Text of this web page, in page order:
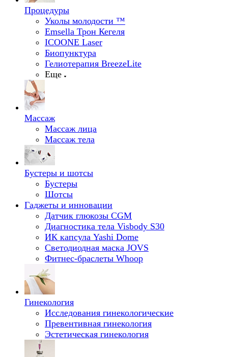
Процедуры
Уколы молодости ™
Emsella Трон Кегеля
ICOONE Laser
Биопунктура
Гелиотерапия BreezeLite
Еще
Массаж
Массаж лица
Массаж тела
Бустеры и шотсы
Бустеры
Шотсы
Гаджеты и инновации
Датчик глюкозы CGM
Диагностика тела Visbody S30
ИК капсула Yashi Dome
Светодиодная маска JOVS
Фитнес-браслеты Whoop
Гинекология
Исследования гинекологические
Превентивная гинекология
Эстетическая гинекология